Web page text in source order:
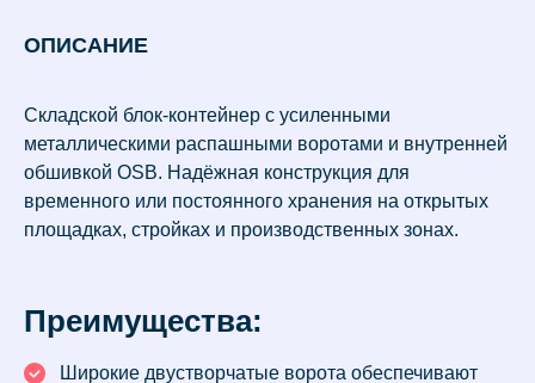
ОПИСАНИЕ
Складской блок-контейнер с усиленными
металлическими распашными воротами и внутренней
обшивкой OSB. Надёжная конструкция для
временного или постоянного хранения на открытых
площадках, стройках и производственных зонах.
Преимущества:
Широкие двустворчатые ворота обеспечивают